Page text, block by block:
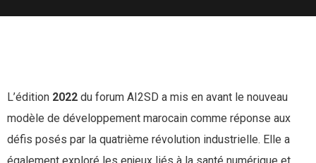
L’édition 2022 du forum AI2SD a mis en avant le nouveau
modèle de développement marocain comme réponse aux
défis posés par la quatrième révolution industrielle. Elle a